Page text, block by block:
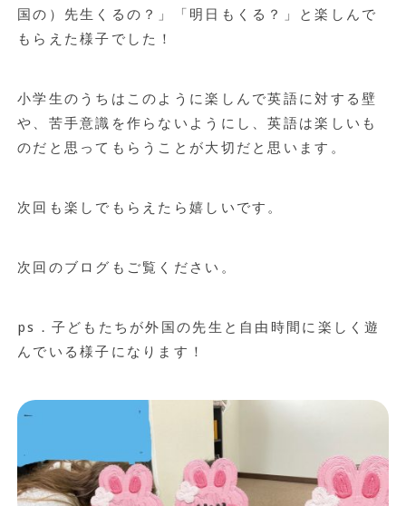
国の）先生くるの？」「明日もくる？」と楽しんで
もらえた様子でした！
小学生のうちはこのように楽しんで英語に対する壁
や、苦手意識を作らないようにし、英語は楽しいも
のだと思ってもらうことが大切だと思います。
次回も楽しでもらえたら嬉しいです。
次回のブログもご覧ください。
ps．子どもたちが外国の先生と自由時間に楽しく遊
んでいる様子になります！